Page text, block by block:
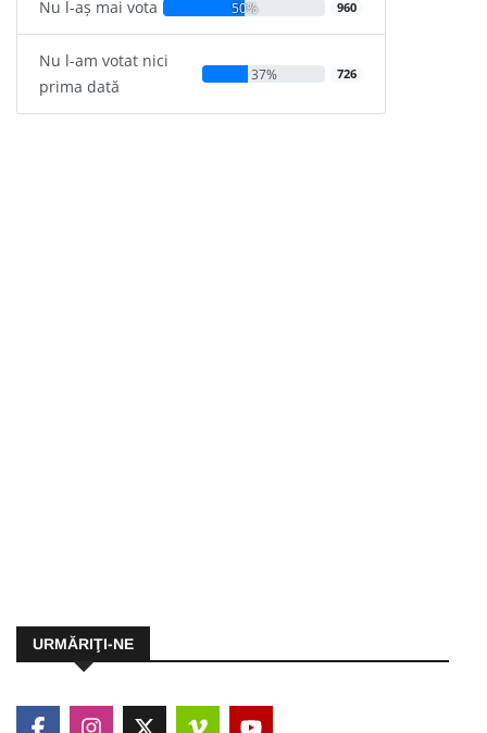
Nu l-aș mai vota 50% 960
Nu l-am votat nici
prima dată
37% 726
URMĂRIŢI-NE